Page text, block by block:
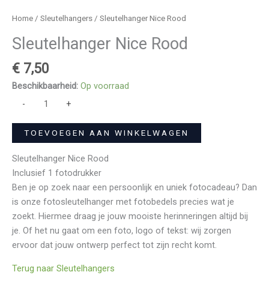
Home / Sleutelhangers / Sleutelhanger Nice Rood
Sleutelhanger Nice Rood
€ 7,50
Beschikbaarheid: Op voorraad
-
+
TOEVOEGEN AAN WINKELWAGEN
Sleutelhanger Nice Rood
Inclusief 1 fotodrukker
Ben je op zoek naar een persoonlijk en uniek fotocadeau? Dan
is onze fotosleutelhanger met fotobedels precies wat je
zoekt. Hiermee draag je jouw mooiste herinneringen altijd bij
je. Of het nu gaat om een foto, logo of tekst: wij zorgen
ervoor dat jouw ontwerp perfect tot zijn recht komt.
Terug naar Sleutelhangers